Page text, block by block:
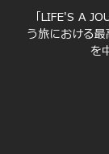
「LIFE'S A
う旅における
を